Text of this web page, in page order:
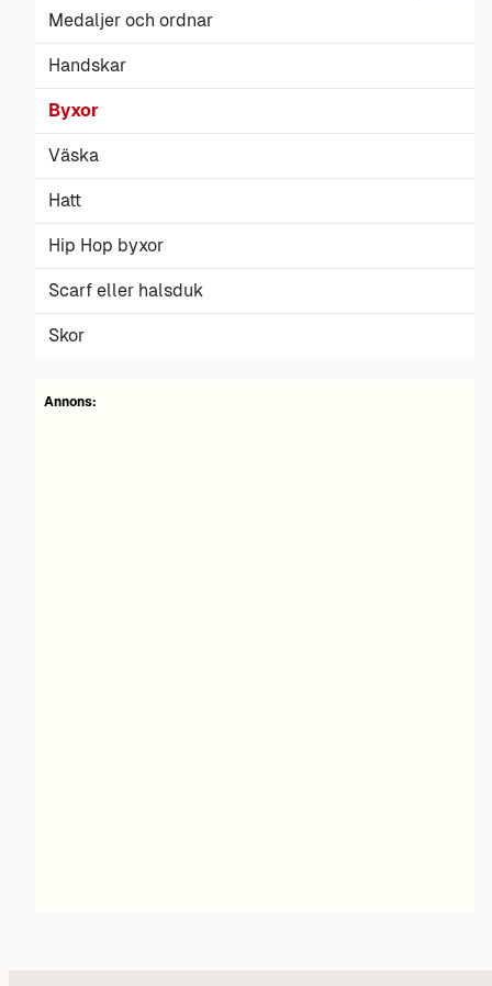
Smycken
Tiara och diadem
Slöjans etikett
Medaljer och ordnar
Handskar
Byxor
Väska
Hatt
Hip Hop byxor
Scarf eller halsduk
Skor
Annons: